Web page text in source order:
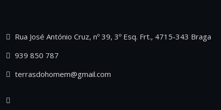
Rua José António Cruz, nº 39, 3º Esq. Frt., 4715-343 Braga
939 850 787
terrasdohomem@gmail.com